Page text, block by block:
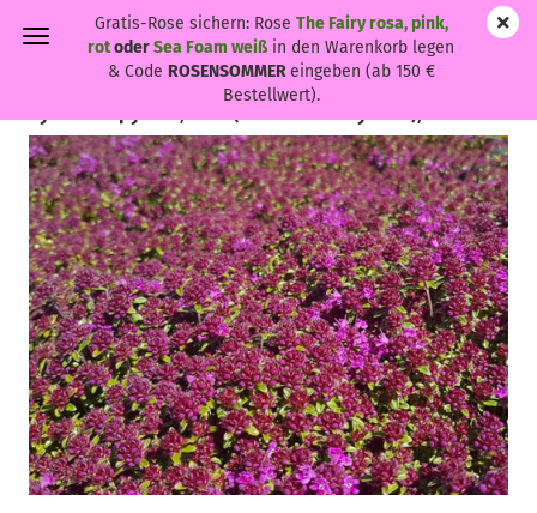
Gratis-Rose sichern: Rose The Fairy rosa, pink,
rotoderSea Foam weißin den Warenkorb legen
& Code ROSENSOMMEReingeben (ab 150 €
Bestellwert).